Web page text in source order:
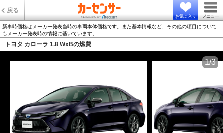
戻る
お気に入り メニュー
新車時価格はメーカー発表当時の車両本体価格です。また基本情報など、その他の項目について
もメーカー発表時の情報に基いています。
トヨタ カローラ 1.8 WxBの燃費
1/3